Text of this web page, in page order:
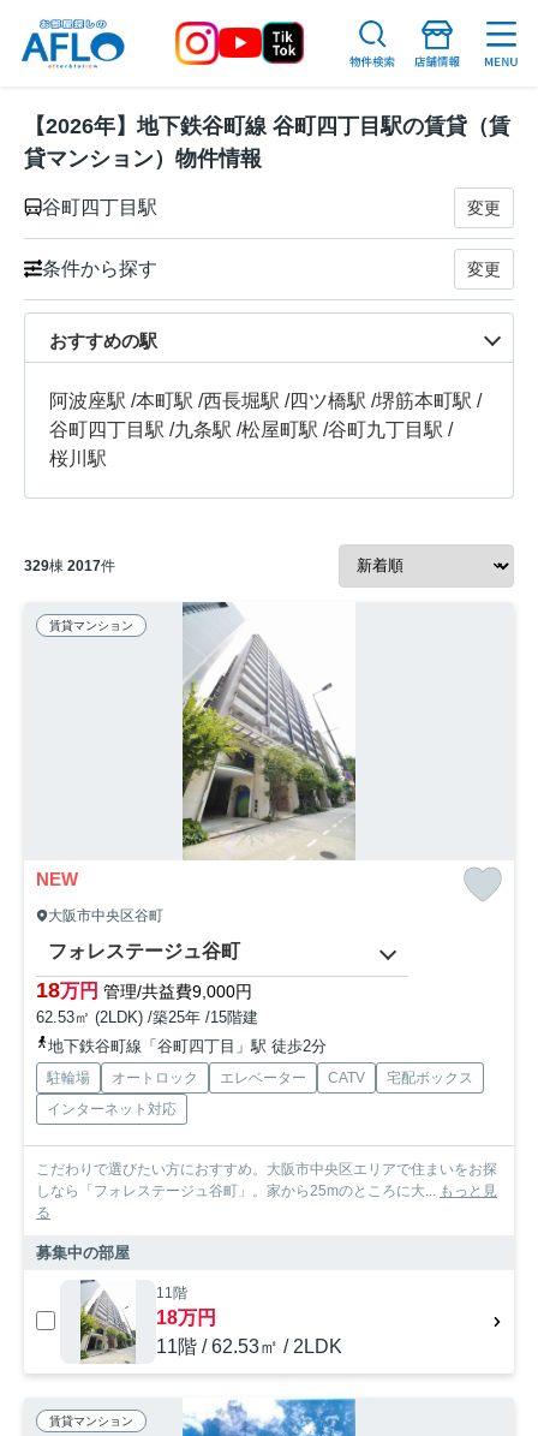
【2026年】地下鉄谷町線 谷町四丁目駅の賃貸（賃
貸マンション）物件情報
谷町四丁目駅 変更
条件から探す 変更
おすすめの駅
阿波座駅 /本町駅 /西長堀駅 /四ツ橋駅 /堺筋本町駅 /
谷町四丁目駅 /九条駅 /松屋町駅 /谷町九丁目駅 /
桜川駅
329棟 2017件
賃貸マンション
NEW
大阪市中央区谷町
フォレステージュ谷町
18万円 管理/共益費9,000円
62.53㎡ (2LDK) /築25年 /15階建
地下鉄谷町線「谷町四丁目」駅 徒歩2分
駐輪場 オートロック エレベーター CATV
宅配ボックス
インターネット対応
こだわりで選びたい方におすすめ。大阪市中央区エリアで住まいをお探
しなら「フォレステージュ谷町」。家から25mのところに大...
もっと見
る
募集中の部屋
11階
18万円
11階 / 62.53㎡ / 2LDK
賃貸マンション